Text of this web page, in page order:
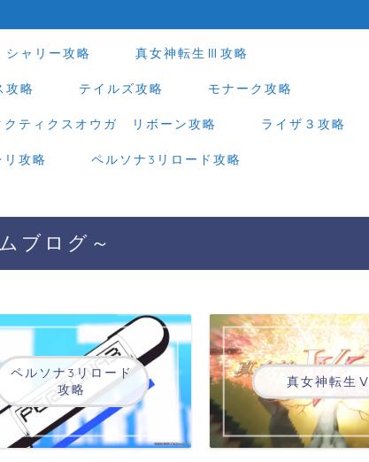
シャリー攻略 真女神転生Ⅲ攻略
攻略 テイルズ攻略 モナーク攻略
クティクスオウガ リボーン攻略 ライザ３攻略
攻略 ペルソナ3リロード攻略
ブログ～
ペルソナ3リロード
攻略
真女神転生Ⅴ